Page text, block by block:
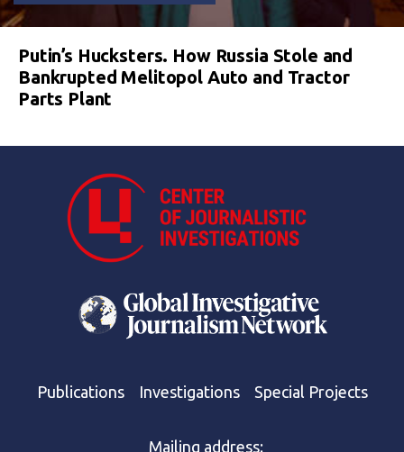
Putin’s Hucksters. How Russia Stole and
Bankrupted Melitopol Auto and Tractor
Parts Plant
Publications Investigations Special Projects
Mailing address: